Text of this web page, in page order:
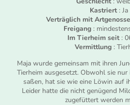
Kastriert: Ja
Verträglich mit
Freigang:
Im Tierheim seit :
Vermittlung :
Maja wurde gemeinsam mit ihren
Tierheim ausgesetzt. Obwohl sie
saßen, hat sie wie eine Löwin auf
Leider hatte die nicht genügend
zugefüttert werden